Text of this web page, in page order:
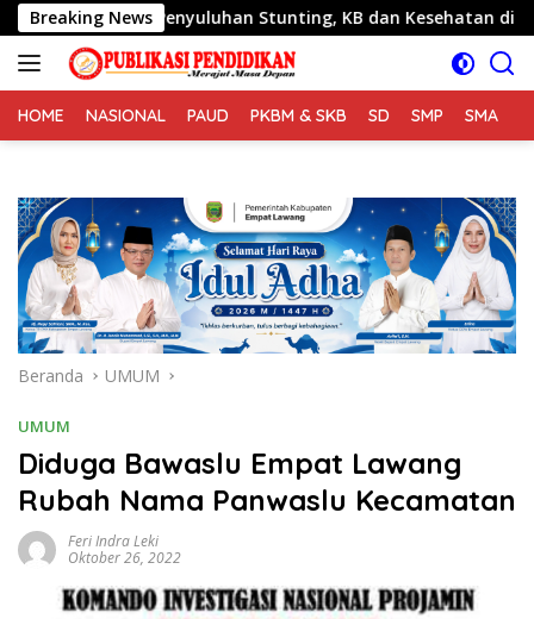
Langsung
ke
konten
Breaking News
TU Beri Penyuluhan Stunting, KB dan Kesehatan di Desa
HOME NASIONAL PAUD PKBM & SKB SD SMP SMA
Beranda UMUM
UMUM
Diduga Bawaslu Empat Lawang
Rubah Nama Panwaslu Kecamatan
Feri Indra Leki
Oktober 26, 2022